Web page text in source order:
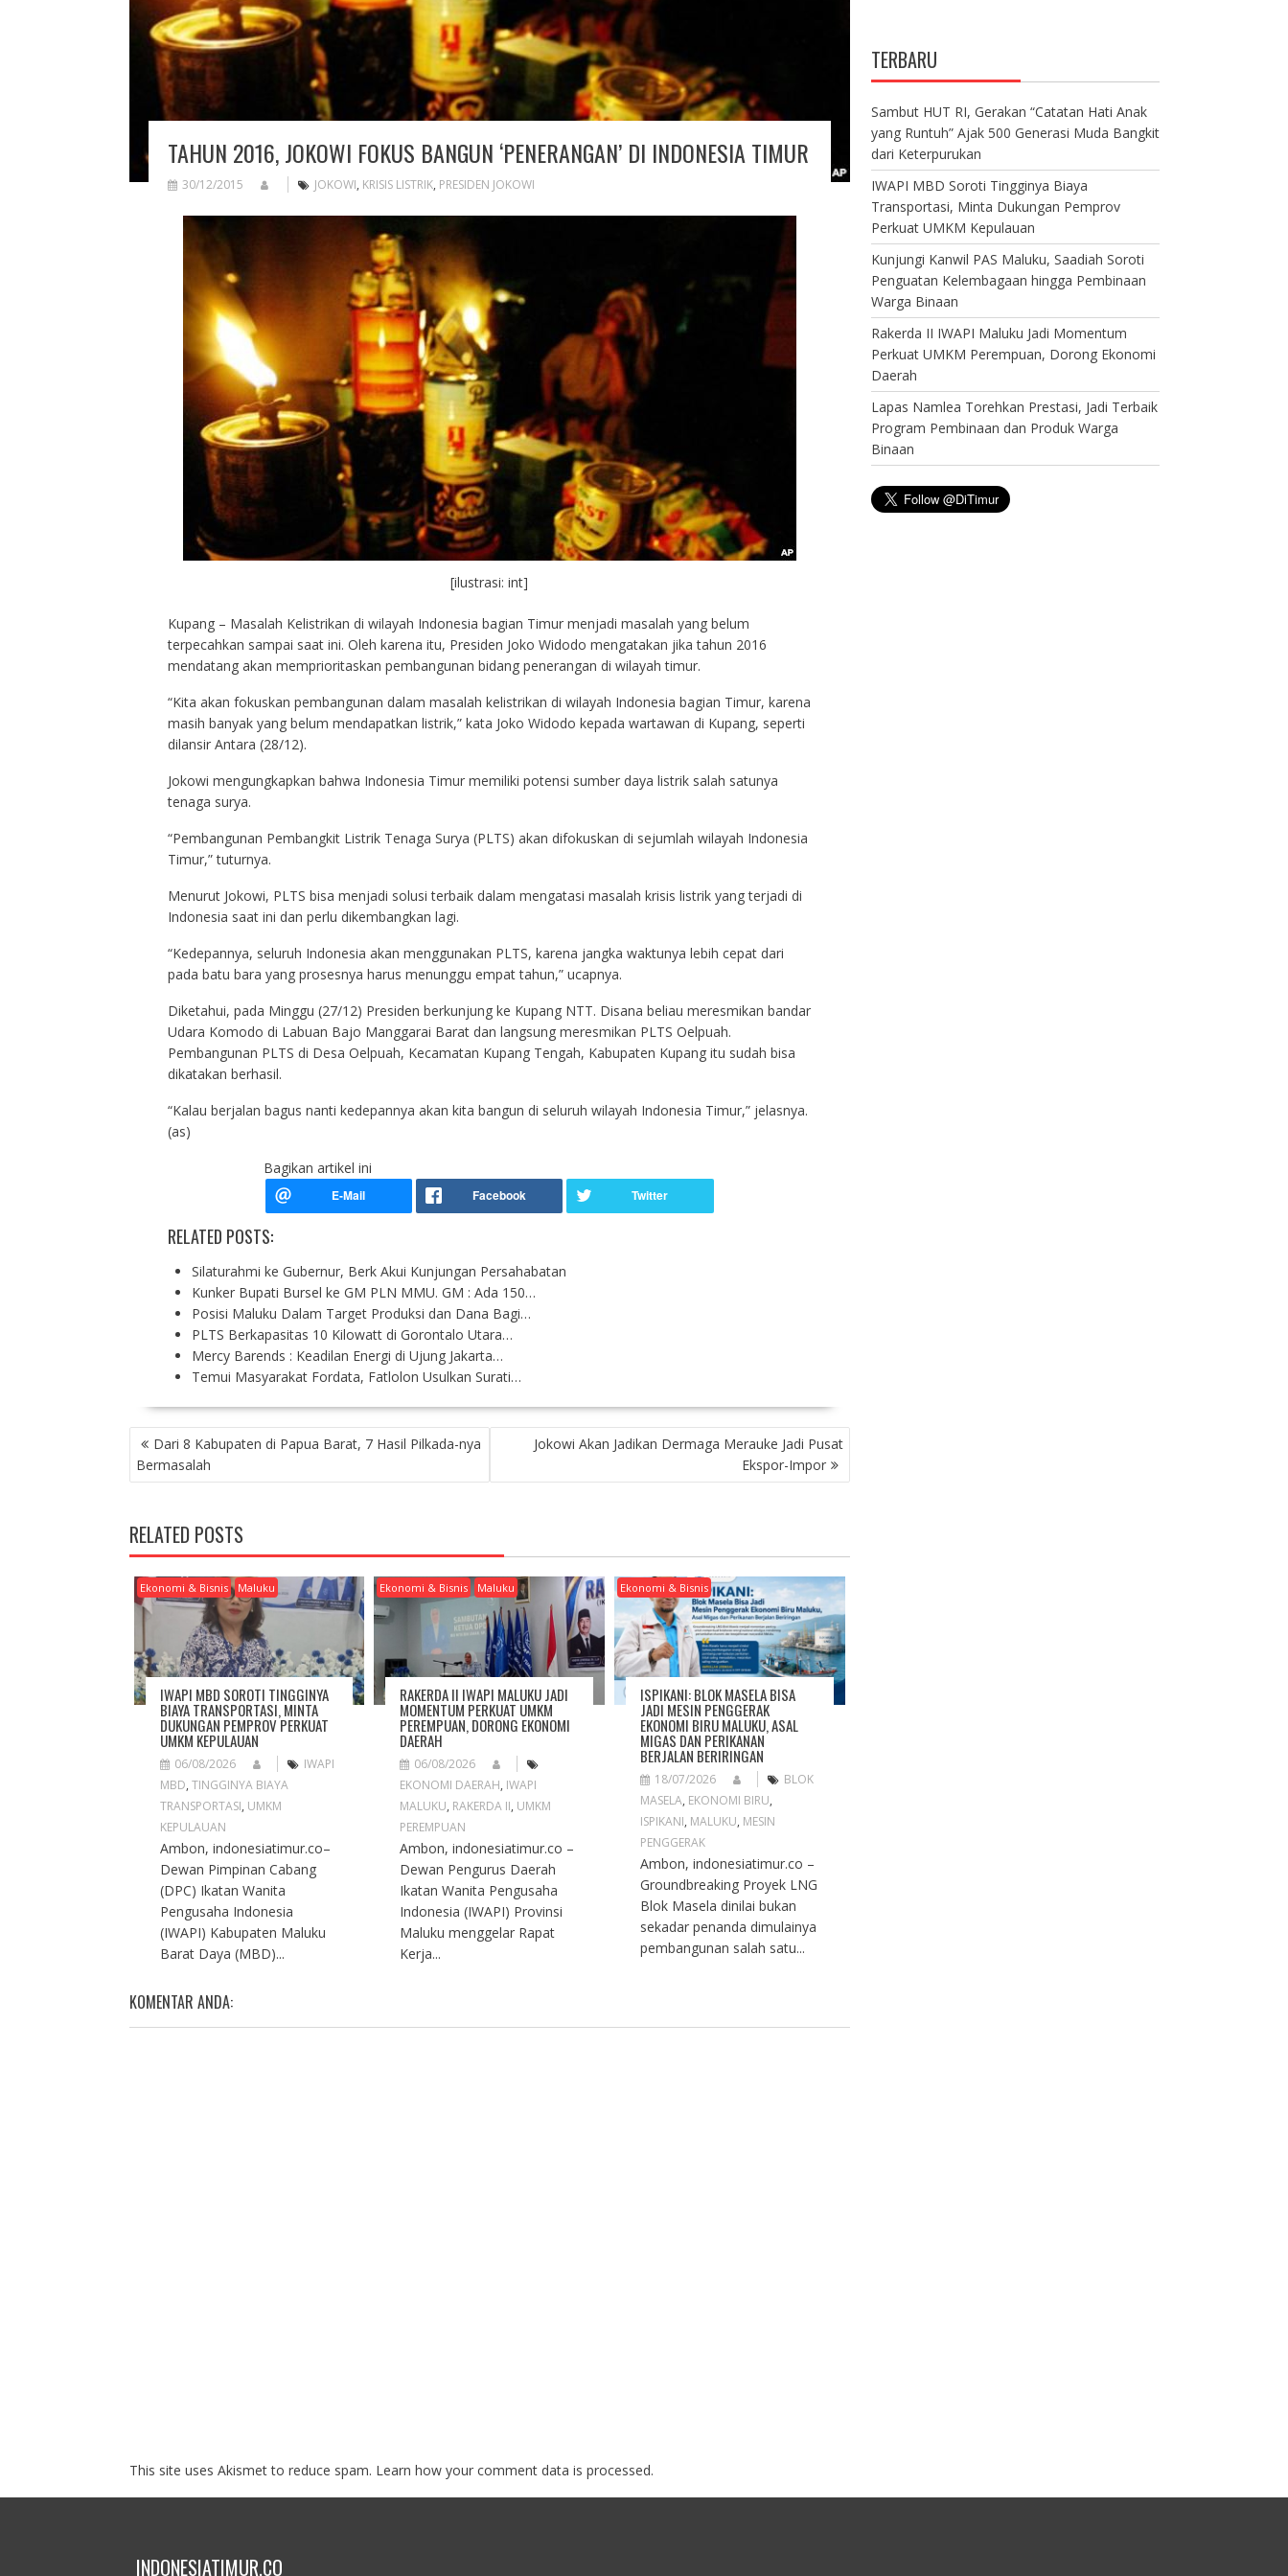
TAHUN 2016, JOKOWI FOKUS BANGUN ‘PENERANGAN’ DI INDONESIA TIMUR
30/12/2015 JOKOWI, KRISIS LISTRIK, PRESIDEN JOKOWI
[ilustrasi: int]
Kupang – Masalah Kelistrikan di wilayah Indonesia bagian Timur menjadi masalah yang belum
terpecahkan sampai saat ini. Oleh karena itu, Presiden Joko Widodo mengatakan jika tahun 2016
mendatang akan memprioritaskan pembangunan bidang penerangan di wilayah timur.
“Kita akan fokuskan pembangunan dalam masalah kelistrikan di wilayah Indonesia bagian Timur, karena
masih banyak yang belum mendapatkan listrik,” kata Joko Widodo kepada wartawan di Kupang, seperti
dilansir Antara (28/12).
Jokowi mengungkapkan bahwa Indonesia Timur memiliki potensi sumber daya listrik salah satunya
tenaga surya.
“Pembangunan Pembangkit Listrik Tenaga Surya (PLTS) akan difokuskan di sejumlah wilayah Indonesia
Timur,” tuturnya.
Menurut Jokowi, PLTS bisa menjadi solusi terbaik dalam mengatasi masalah krisis listrik yang terjadi di
Indonesia saat ini dan perlu dikembangkan lagi.
“Kedepannya, seluruh Indonesia akan menggunakan PLTS, karena jangka waktunya lebih cepat dari
pada batu bara yang prosesnya harus menunggu empat tahun,” ucapnya.
Diketahui, pada Minggu (27/12) Presiden berkunjung ke Kupang NTT. Disana beliau meresmikan bandar
Udara Komodo di Labuan Bajo Manggarai Barat dan langsung meresmikan PLTS Oelpuah.
Pembangunan PLTS di Desa Oelpuah, Kecamatan Kupang Tengah, Kabupaten Kupang itu sudah bisa
dikatakan berhasil.
“Kalau berjalan bagus nanti kedepannya akan kita bangun di seluruh wilayah Indonesia Timur,” jelasnya.
(as)
Bagikan artikel ini
RELATED POSTS:
Silaturahmi ke Gubernur, Berk Akui Kunjungan Persahabatan
Kunker Bupati Bursel ke GM PLN MMU. GM : Ada 150…
Posisi Maluku Dalam Target Produksi dan Dana Bagi…
PLTS Berkapasitas 10 Kilowatt di Gorontalo Utara…
Mercy Barends : Keadilan Energi di Ujung Jakarta…
Temui Masyarakat Fordata, Fatlolon Usulkan Surati…
P
O
S
N
A
V
G
T
O
N
Dari 8 Kabupaten di Papua Barat, 7 Hasil Pilkada-nya
Bermasalah
Jokowi Akan Jadikan Dermaga Merauke Jadi Pusat
Ekspor-Impor
RELATED POSTS
Ekonomi & Bisnis Maluku
IWAPI MBD SOROTI TINGGINYA
BIAYA TRANSPORTASI, MINTA
DUKUNGAN PEMPROV PERKUAT
UMKM KEPULAUAN
06/08/2026
IWAPI
MBD, TINGGINYA BIAYA
TRANSPORTASI, UMKM
KEPULAUAN
Ambon, indonesiatimur.co–
Dewan Pimpinan Cabang
(DPC) Ikatan Wanita
Pengusaha Indonesia
(IWAPI) Kabupaten Maluku
Barat Daya (MBD)...
Ekonomi & Bisnis Maluku
RAKERDA II IWAPI MALUKU JADI
MOMENTUM PERKUAT UMKM
PEREMPUAN, DORONG EKONOMI
DAERAH
06/08/2026
EKONOMI DAERAH, IWAPI
MALUKU, RAKERDA II, UMKM
PEREMPUAN
Ambon, indonesiatimur.co –
Dewan Pengurus Daerah
Ikatan Wanita Pengusaha
Indonesia (IWAPI) Provinsi
Maluku menggelar Rapat
Kerja...
Ekonomi & Bisnis
ISPIKANI: BLOK MASELA BISA
JADI MESIN PENGGERAK
EKONOMI BIRU MALUKU, ASAL
MIGAS DAN PERIKANAN
BERJALAN BERIRINGAN
18/07/2026
BLOK
MASELA, EKONOMI BIRU,
ISPIKANI, MALUKU, MESIN
PENGGERAK
Ambon, indonesiatimur.co –
Groundbreaking Proyek LNG
Blok Masela dinilai bukan
sekadar penanda dimulainya
pembangunan salah satu...
KOMENTAR ANDA:
This site uses Akismet to reduce spam. Learn how your comment data is processed.
TERBARU
Sambut HUT RI, Gerakan “Catatan Hati Anak
yang Runtuh” Ajak 500 Generasi Muda Bangkit
dari Keterpurukan
IWAPI MBD Soroti Tingginya Biaya
Transportasi, Minta Dukungan Pemprov
Perkuat UMKM Kepulauan
Kunjungi Kanwil PAS Maluku, Saadiah Soroti
Penguatan Kelembagaan hingga Pembinaan
Warga Binaan
Rakerda II IWAPI Maluku Jadi Momentum
Perkuat UMKM Perempuan, Dorong Ekonomi
Daerah
Lapas Namlea Torehkan Prestasi, Jadi Terbaik
Program Pembinaan dan Produk Warga
Binaan
INDONESIATIMUR.CO